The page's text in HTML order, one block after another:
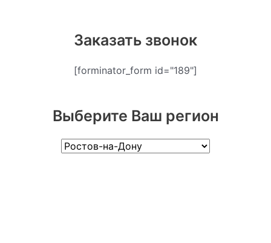
Заказать звонок
[forminator_form id="189"]
Выберите Ваш регион